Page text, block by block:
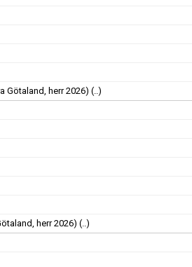
Götaland, herr 2026) (..)
herr 2026) (..)